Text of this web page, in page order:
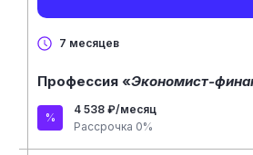
7 месяцев
Профессия «Экономист-
4 538 ₽/месяц
Рассрочка 0%